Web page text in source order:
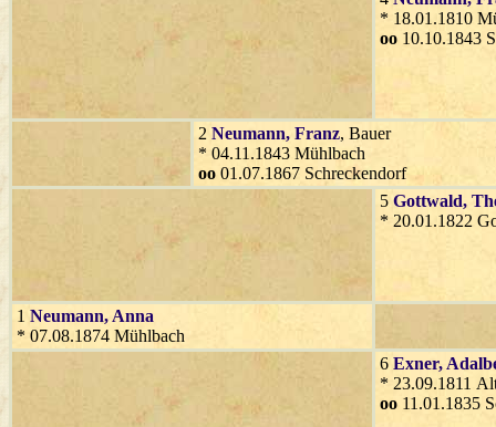
* 18.01.1810
oo 10.10.1843
2 Neumann, Franz, Bauer
* 04.11.1843 Mühlbach
oo 01.07.1867 Schreckendorf
5 Gottwald,
* 20.01.1822
1 Neumann, Anna
* 07.08.1874 Mühlbach
6 Exner,
* 23.09.1811
oo 11.01.1835